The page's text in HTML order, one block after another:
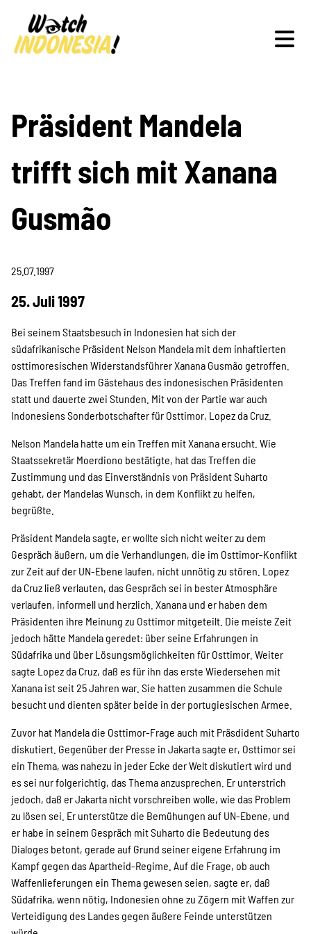
Schwerpunkte
Veranstaltungen
Projekte
Kampagne
Stellenangebote
Newsletter abonnieren
SPENDEN
Über uns
Transparenz
Kontakt
english
Indonesian
Präsident Mandela
trifft sich mit Xanana
Gusmão
25.07.1997
25. Juli 1997
Bei seinem Staatsbesuch in Indonesien hat sich der
südafrikanische Präsident Nelson Mandela mit dem inhaftierten
osttimoresischen Widerstandsführer Xanana Gusmão getroffen.
Das Treffen fand im Gästehaus des indonesischen Präsidenten
statt und dauerte zwei Stunden. Mit von der Partie war auch
Indonesiens Sonderbotschafter für Osttimor, Lopez da Cruz.
Nelson Mandela hatte um ein Treffen mit Xanana ersucht. Wie
Staatssekretär Moerdiono bestätigte, hat das Treffen die
Zustimmung und das Einverständnis von Präsident Suharto
gehabt, der Mandelas Wunsch, in dem Konflikt zu helfen,
begrüßte.
Präsident Mandela sagte, er wollte sich nicht weiter zu dem
Gespräch äußern, um die Verhandlungen, die im Osttimor-Konflikt
zur Zeit auf der UN-Ebene laufen, nicht unnötig zu stören. Lopez
da Cruz ließ verlauten, das Gespräch sei in bester Atmosphäre
verlaufen, informell und herzlich. Xanana und er haben dem
Präsidenten ihre Meinung zu Osttimor mitgeteilt. Die meiste Zeit
jedoch hätte Mandela geredet: über seine Erfahrungen in
Südafrika und über Lösungsmöglichkeiten für Osttimor. Weiter
sagte Lopez da Cruz, daß es für ihn das erste Wiedersehen mit
Xanana ist seit 25 Jahren war. Sie hatten zusammen die Schule
besucht und dienten später beide in der portugiesischen Armee.
Zuvor hat Mandela die Osttimor-Frage auch mit Präsdident Suharto
diskutiert. Gegenüber der Presse in Jakarta sagte er, Osttimor sei
ein Thema, was nahezu in jeder Ecke der Welt diskutiert wird und
es sei nur folgerichtig, das Thema anzusprechen. Er unterstrich
jedoch, daß er Jakarta nicht vorschreiben wolle, wie das Problem
zu lösen sei. Er unterstütze die Bemühungen auf UN-Ebene, und
er habe in seinem Gespräch mit Suharto die Bedeutung des
Dialoges betont, gerade auf Grund seiner eigene Erfahrung im
Kampf gegen das Apartheid-Regime. Auf die Frage, ob auch
Waffenlieferungen ein Thema gewesen seien, sagte er, daß
Südafrika, wenn nötig, Indonesien ohne zu Zögern mit Waffen zur
Verteidigung des Landes gegen äußere Feinde unterstützen